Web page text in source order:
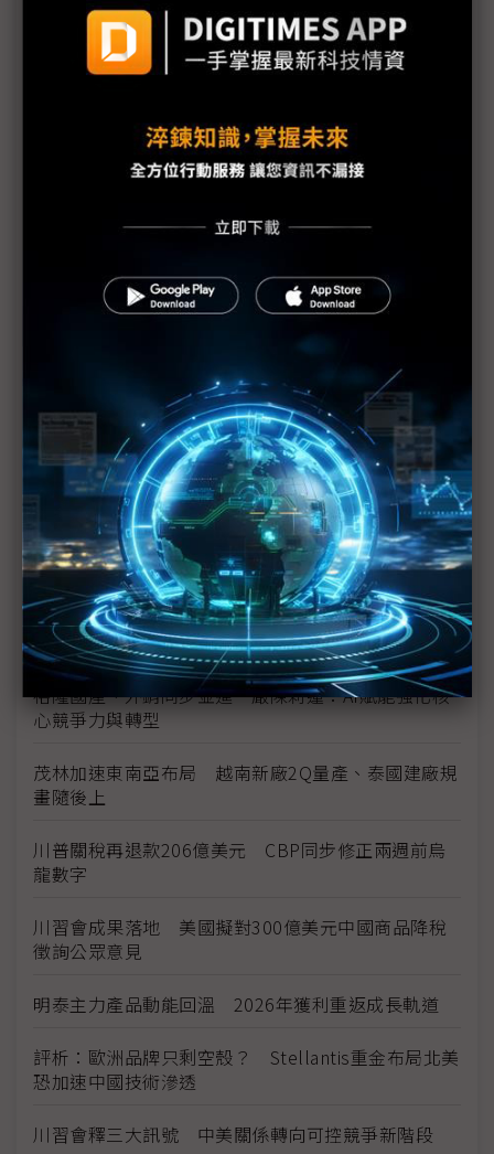
台灣汽車零件輸美稅率大降 東陽、堤維西等零組件
廠迎利多行情
朋程擴產搶攻高效車用元件市場 AI伺服器與HVDC
洲市佔首破15%
裕融嚴陳莉蓮：汽車、出行與用車事業的協同發展
回應232關稅優惠上路 東陽：對台灣汽車零件產業
新纖：地緣風險是危機也是轉機 三大布局推進成長
台美投資MOU關稅優惠先落地 汽車零組件15%、航
空零件迎近乎免稅
中資背景也能過關 Volvo獲白宮豁免可繼續在美賣
車
裕隆國產、外銷同步並進 嚴陳莉蓮：AI賦能強化核
心競爭力與轉型
茂林加速東南亞布局 越南新廠2Q量產、泰國建廠規
畫隨後上
川普關稅再退款206億美元 CBP同步修正兩週前烏
龍數字
川習會成果落地 美國擬對300億美元中國商品降稅
徵詢公眾意見
明泰主力產品動能回溫 2026年獲利重返成長軌道
評析：歐洲品牌只剩空殼？ Stellantis重金布局北美
恐加速中國技術滲透
川習會釋三大訊號 中美關係轉向可控競爭新階段